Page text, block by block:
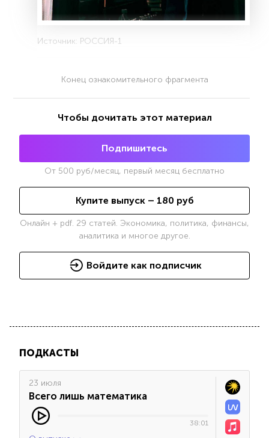
Источник: РОССИЯ-1
Конец ознакомительного фрагмента
Чтобы дочитать этот материал
Подпишитесь
От 500 руб/месяц, первый месяц бесплатно
Купите выпуск – 180 руб
Онлайн + pdf. 29 статей. Экономика, политика, финансы,
аналитика и многое другое.
Войдите как подписчик
ПОДКАСТЫ
23 июля
Всего лишь математика
38:01